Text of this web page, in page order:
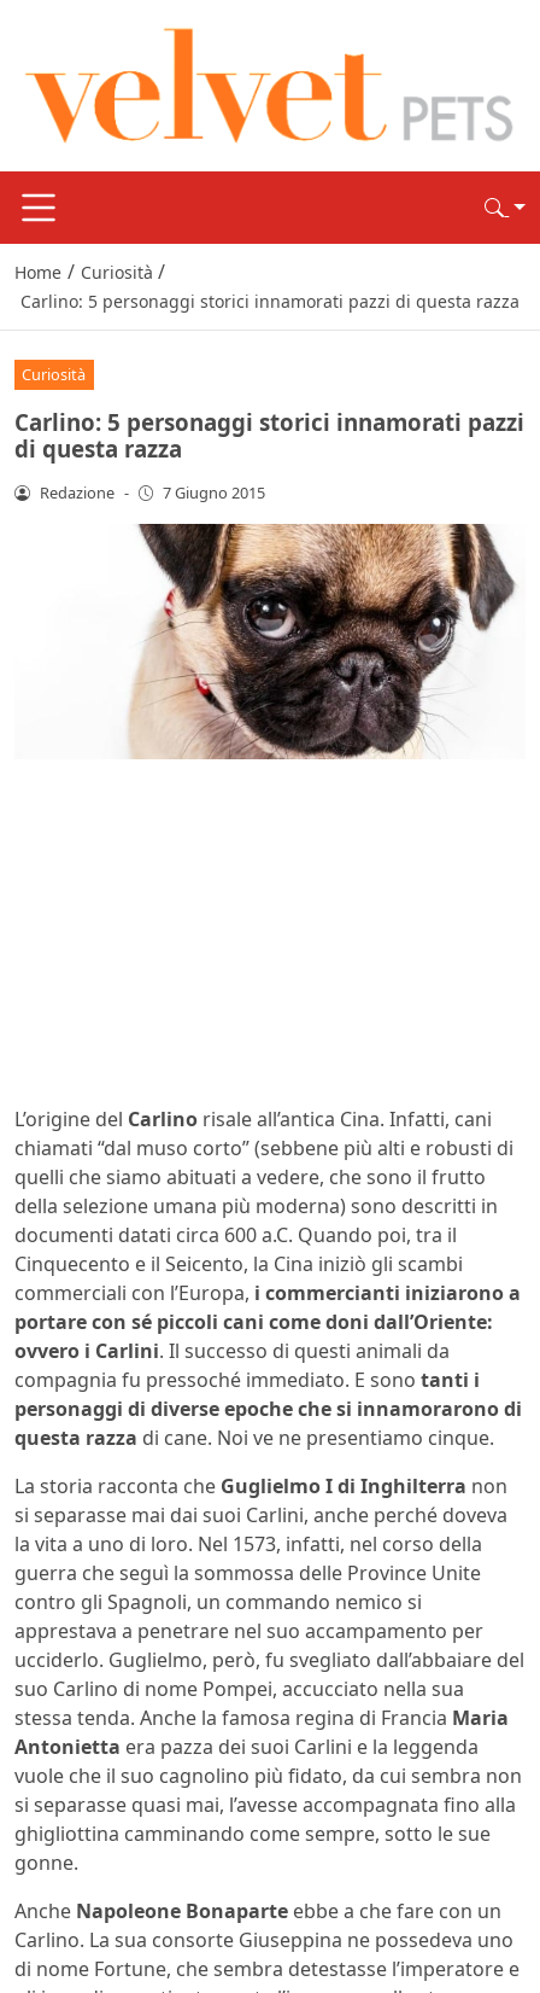
Home / Curiosità /
Carlino: 5 personaggi storici innamorati pazzi di questa razza
Curiosità
Carlino: 5 personaggi storici innamorati pazzi
di questa razza
Redazione - 7 Giugno 2015
L’origine del Carlino risale all’antica Cina. Infatti, cani
chiamati “dal muso corto” (sebbene più alti e robusti di
quelli che siamo abituati a vedere, che sono il frutto
della selezione umana più moderna) sono descritti in
documenti datati circa 600 a.C. Quando poi, tra il
Cinquecento e il Seicento, la Cina iniziò gli scambi
commerciali con l’Europa, i commercianti iniziarono a
portare con sé piccoli cani come doni dall’Oriente:
ovvero i Carlini. Il successo di questi animali da
compagnia fu pressoché immediato. E sono tanti i
personaggi di diverse epoche che si innamorarono di
questa razza di cane. Noi ve ne presentiamo cinque.
La storia racconta che Guglielmo I di Inghilterra non
si separasse mai dai suoi Carlini, anche perché doveva
la vita a uno di loro. Nel 1573, infatti, nel corso della
guerra che seguì la sommossa delle Province Unite
contro gli Spagnoli, un commando nemico si
apprestava a penetrare nel suo accampamento per
ucciderlo. Guglielmo, però, fu svegliato dall’abbaiare del
suo Carlino di nome Pompei, accucciato nella sua
stessa tenda. Anche la famosa regina di Francia Maria
Antonietta era pazza dei suoi Carlini e la leggenda
vuole che il suo cagnolino più fidato, da cui sembra non
si separasse quasi mai, l’avesse accompagnata fino alla
ghigliottina camminando come sempre, sotto le sue
gonne.
Anche Napoleone Bonaparte ebbe a che fare con un
Carlino. La sua consorte Giuseppina ne possedeva uno
di nome Fortune, che sembra detestasse l’imperatore e